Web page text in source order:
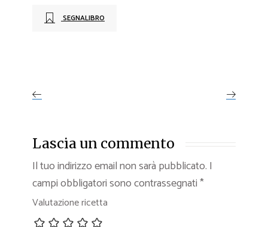
SEGNALIBRO
Lascia un commento
Il tuo indirizzo email non sarà pubblicato. I
campi obbligatori sono contrassegnati*
Valutazione ricetta